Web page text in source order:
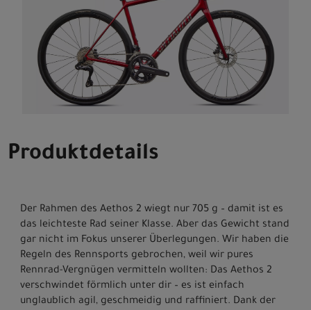
Produktdetails
Der Rahmen des Aethos 2 wiegt nur 705 g – damit ist es
das leichteste Rad seiner Klasse. Aber das Gewicht stand
gar nicht im Fokus unserer Überlegungen. Wir haben die
Regeln des Rennsports gebrochen, weil wir pures
Rennrad-Vergnügen vermitteln wollten: Das Aethos 2
verschwindet förmlich unter dir – es ist einfach
unglaublich agil, geschmeidig und raffiniert. Dank der